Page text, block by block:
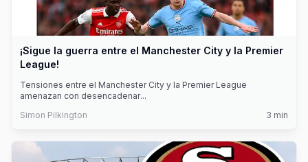
¡Sigue la guerra entre el Manchester City y la Premier
League!
Tensiones entre el Manchester City y la Premier League
amenazan con desencadenar...
Simon Pilkington
3 min